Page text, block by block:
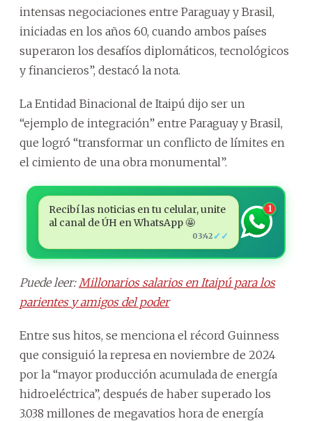
intensas negociaciones entre Paraguay y Brasil,
iniciadas en los años 60, cuando ambos países
superaron los desafíos diplomáticos, tecnológicos
y financieros”, destacó la nota.
La Entidad Binacional de Itaipú dijo ser un
“ejemplo de integración” entre Paraguay y Brasil,
que logró “transformar un conflicto de límites en
el cimiento de una obra monumental”.
Recibí las noticias en tu celular, unite
al canal de ÚH en WhatsApp 🤩
03:42 ✓✓
1
Puede leer: Millonarios salarios en Itaipú para los
parientes y amigos del poder
Entre sus hitos, se menciona el récord Guinness
que consiguió la represa en noviembre de 2024
por la “mayor producción acumulada de energía
hidroeléctrica”, después de haber superado los
3.038 millones de megavatios hora de energía